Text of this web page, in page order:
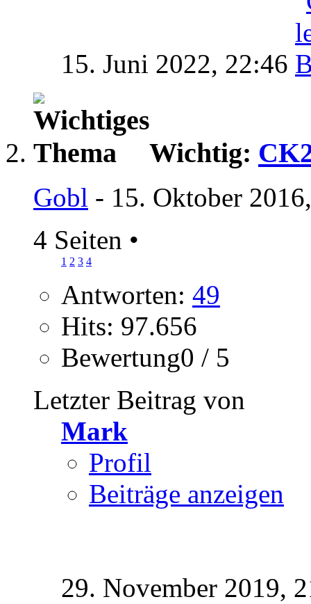
15. Juni 2022, 22:46
Wichtig:
Gobl - 15. Oktober
4 Seiten •
1 2 3 4
Antworten: 49
Hits: 97.656
Bewertung0 / 5
Letzter Beitrag von
Mark
Profil
Beiträge anzeigen
29. November 2019,